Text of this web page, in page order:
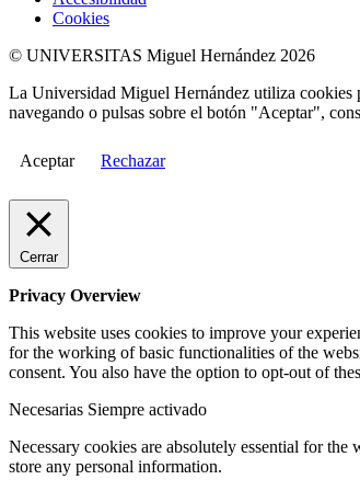
Cookies
© UNIVERSITAS Miguel Hernández 2026
La Universidad Miguel Hernández utiliza cookies
navegando o pulsas sobre el botón "Aceptar",
Aceptar Rechazar
Cerrar
Privacy Overview
This website uses cookies to improve your
for the working of basic functionalities of the
consent. You also have the option to opt-out of
Necesarias Siempre activado
Necessary cookies are absolutely essential for
store any personal information.